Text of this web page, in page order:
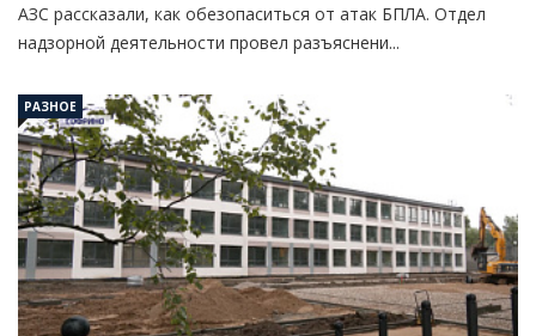
АЗС рассказали, как обезопаситься от атак БПЛА. Отдел
надзорной деятельности провел разъяснени...
РАЗНОЕ